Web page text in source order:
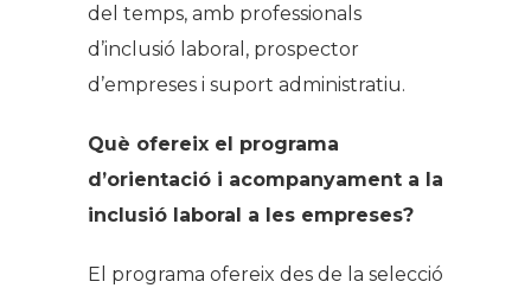
del temps, amb professionals
d’inclusió laboral, prospector
d’empreses i suport administratiu.
Què ofereix el programa
d’orientació i acompanyament a la
inclusió laboral a les empreses?
El programa ofereix des de la selecció